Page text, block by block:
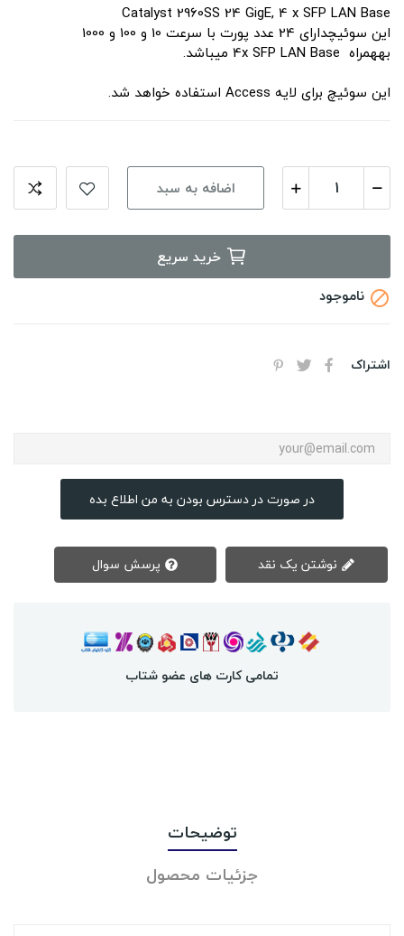
Catalyst 2960SS 24 GigE, 4 x SFP LAN Base
این سوئیچ
دارای 24 عدد پورت با سرعت 10 و 100 و 1000
بههمراه 4x SFP LAN Base میباشد.
این سوئیچ برای لایه Access استفاده خواهد شد.
اضافه به سبد
خرید سریع
 ناموجود
اشتراک
در صورت در دسترس بودن به من اطلاع بده
تمامی کارت های عضو شتاب
توضیحات
جزئیات محصول